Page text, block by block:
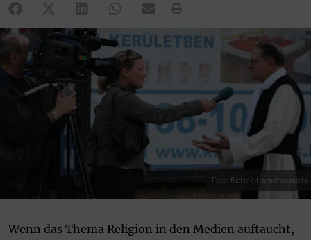
Foto: flickr/ infraredhorsebite
Wenn das Thema Religion in den Medien auftaucht,